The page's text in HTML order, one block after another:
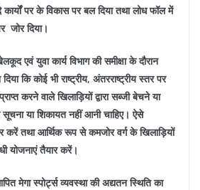
पर के विकास पर बल दिया तथा लोध फॉल में
जोर दिया।
एवं युवा कार्य विभाग की समीक्षा के दौरान
कि कोई भी राष्ट्रीय, अंतरराष्ट्रीय स्तर पर
करने वाले खिलाड़ियों द्वारा सब्जी बेचने या
या शिकायत नहीं आनी चाहिए। ऐसे
करें तथा आर्थिक रूप से कमजोर वर्ग के खिलाड़ियों
योजनाएं तैयार करें।
मेगा स्पोर्ट्स व्यवस्था की अद्यतन स्थिति का